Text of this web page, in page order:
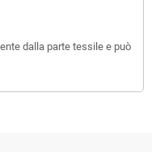
dalla parte tessile e può